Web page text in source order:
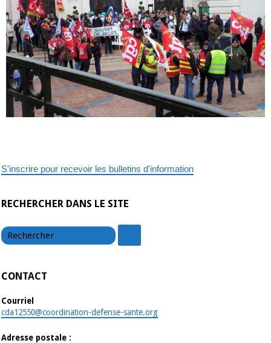
S'inscrire pour recevoir les bulletins d'information
RECHERCHER DANS LE SITE
CONTACT
Courriel
cda12550@coordination-defense-sante.org
Adresse postale :